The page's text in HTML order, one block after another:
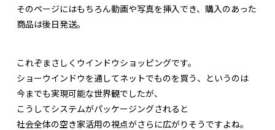
そのページにはもちろん動画や写真を挿入でき、購入のあった
商品は後日発送。
これぞまさしくウインドウショッピングです。
ショーウインドウを通してネットでものを買う、というのは
今までも実現可能な世界観でしたが、
こうしてシステムがパッケージングされると
社会全体の空き家活用の視点がさらに広がりそうですよね。